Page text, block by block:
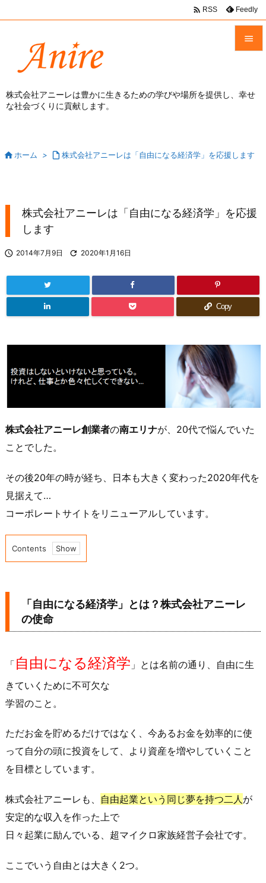
株式会社アニーレは豊かに生きるための学びや場所を提供し、幸せ
な社会づくりに貢献します。



 RSS Feedly
 ホーム >  株式会社アニーレは「自由になる経済学」を応援します
株式会社アニーレは「自由になる経済学」を応援
します
 2014年7月9日  2020年1月16日
Copy
株式会社アニーレ創業者の南エリナが、20代で悩んでいた
ことでした。
その後20年の時が経ち、日本も大きく変わった2020年代を
見据えて…
コーポレートサイトをリニューアルしています。
Contents
1.
な
経
済
学」
と
株
式
会
ア
ニ
レ
「自由になる経済学」とは？株式会社アニーレ
の使命
「 自由になる経済学 」とは名前の通り、 自由に生
きていくために不可欠な
学習のこと。
ただお金を貯めるだけではなく、今あるお金を効率的に使
って自分の頭に投資をして、より資産を増やしていくこと
を目標としています。
株式会社アニーレも、 自由起業という同じ夢を持つ二人が
安定的な収入を作った上で
日々起業に励んでいる、超マイクロ家族経営子会社です。
ここでいう自由とは大きく2つ。